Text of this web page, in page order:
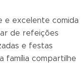
e excelente comida
de refeições
e festas
família compartilhe